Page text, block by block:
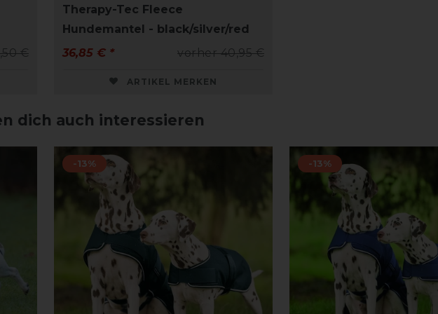
€
Therapy-Tec Fleece
Hundemantel - black/silver/red
vorher 40,95 €
36,85 € *
ARTIKEL MERKEN
dich auch interessieren
-13% -13%